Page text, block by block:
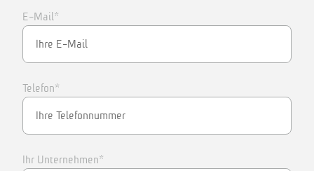
E-Mail*
Telefon*
Ihr Unternehmen*